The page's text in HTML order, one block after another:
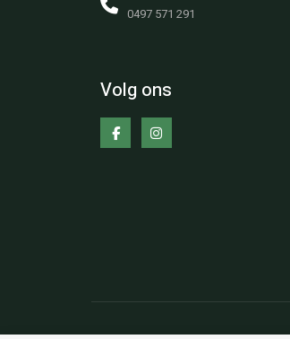
0497 571 291
Volg ons